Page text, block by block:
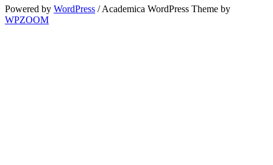
Powered by WordPress / Academica WordPress Theme by
WPZOOM